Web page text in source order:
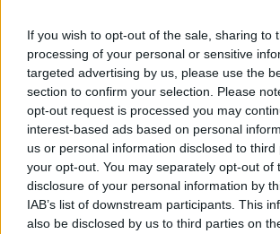
If you wish to opt-out of the sale, sharing to
processing of your personal or sensitive
targeted advertising by us, please use the
section to confirm your selection. Please
opt-out request is processed you may
interest-based ads based on personal
us or personal information disclosed to
your opt-out. You may separately opt-out of
disclosure of your personal information by
IAB’s list of downstream participants. This
also be disclosed by us to third parties on